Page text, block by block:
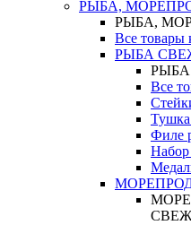
РЫБА,
РЫБА,
Все товары
РЫБА
Все
Филе
Набор